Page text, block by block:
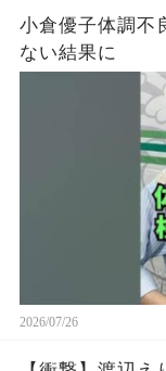
小倉優子体調不
ない結果に
2026/07/26